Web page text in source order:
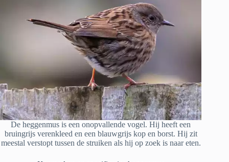
De heggenmus is een onopvallende vogel. Hij heeft een
bruingrijs verenkleed en een blauwgrijs kop en borst. Hij zit
meestal verstopt tussen de struiken als hij op zoek is naar eten.